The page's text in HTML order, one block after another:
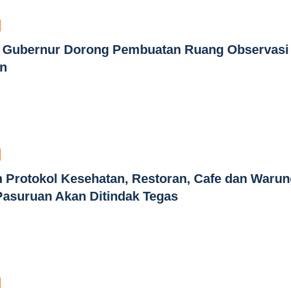
Dorong Pembuatan Ruang
Protokol Kesehatan, Restoran, Cafe dan
Akan Ditindak Tegas